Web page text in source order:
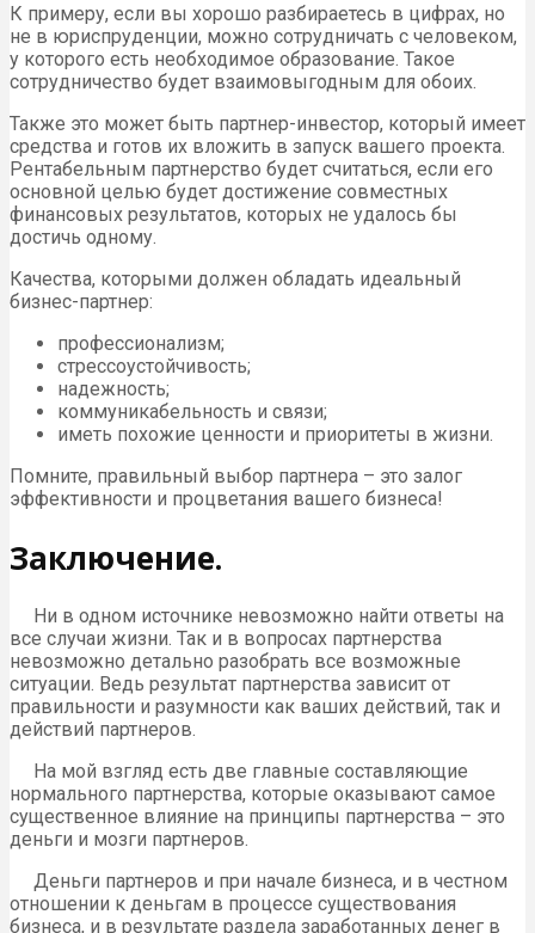
К примеру, если вы хорошо разбираетесь в цифрах, но
не в юриспруденции, можно сотрудничать с человеком,
у которого есть необходимое образование. Такое
сотрудничество будет взаимовыгодным для обоих.
Также это может быть партнер-инвестор, который имеет
средства и готов их вложить в запуск вашего проекта.
Рентабельным партнерство будет считаться, если его
основной целью будет достижение совместных
финансовых результатов, которых не удалось бы
достичь одному.
Качества, которыми должен обладать идеальный
бизнес-партнер:
профессионализм;
стрессоустойчивость;
надежность;
коммуникабельность и связи;
иметь похожие ценности и приоритеты в жизни.
Помните, правильный выбор партнера – это залог
эффективности и процветания вашего бизнеса!
Заключение.
Ни в одном источнике невозможно найти ответы на
все случаи жизни. Так и в вопросах партнерства
невозможно детально разобрать все возможные
ситуации. Ведь результат партнерства зависит от
правильности и разумности как ваших действий, так и
действий партнеров.
На мой взгляд есть две главные составляющие
нормального партнерства, которые оказывают самое
существенное влияние на принципы партнерства – это
деньги и мозги партнеров.
Деньги партнеров и при начале бизнеса, и в честном
отношении к деньгам в процессе существования
бизнеса, и в результате раздела заработанных денег в